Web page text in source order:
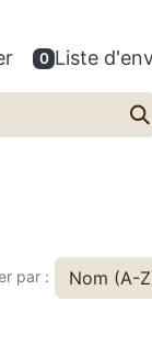
0 Liste
par : Nom (A-